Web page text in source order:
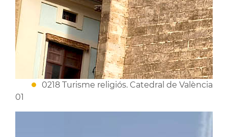
0218 Turisme religiós. Catedral de València
01